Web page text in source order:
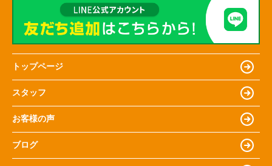
トップページ
スタッフ
お客様の声
ブログ